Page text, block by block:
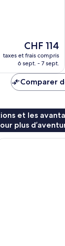
Le
nouveau
prix
de
CHF 114
CHF 114
taxes et frais compris
6 sept. - 7 sept.
Comparer
et les
plus